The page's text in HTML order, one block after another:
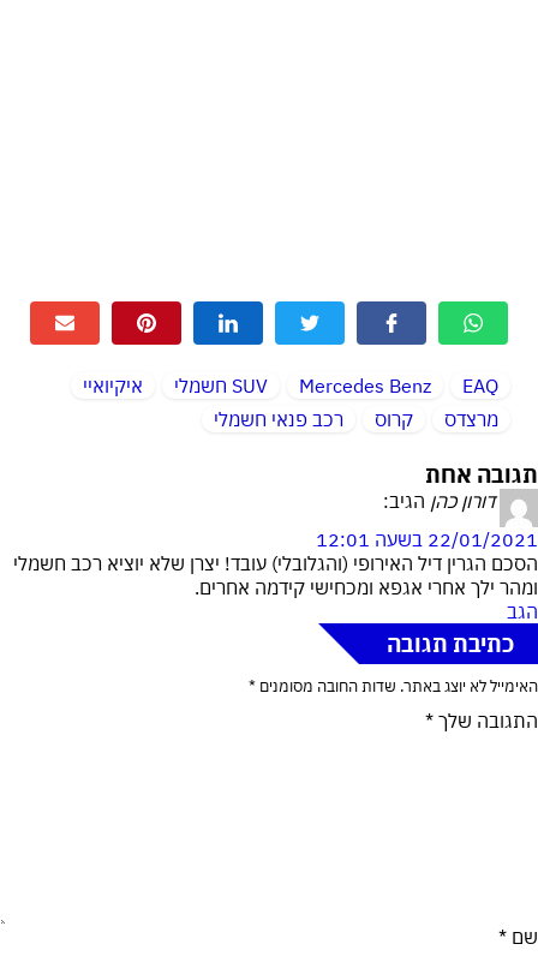
EAQ
Mercedes Benz SUV חשמלי
איקיואיי
מרצדס
קרוס רכב פנאי חשמלי
תגובה אחת
דורון כהן הגיב:
22/01/2021 בשעה 12:01
הסכם הגרין דיל האירופי (והגלובלי) עובד! יצרן שלא יוציא רכב חשמלי
ומהר ילך אחרי אגפא ומכחישי קידמה אחרים.
הגב
כתיבת תגובה
האימייל לא יוצג באתר. שדות החובה מסומנים *
התגובה שלך *
שם *